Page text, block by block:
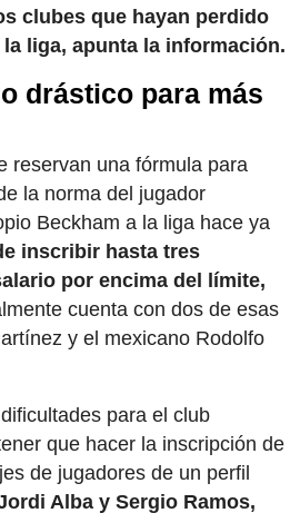
clubes que hayan perdido
liga, apunta la información.
drástico para más
reservan una fórmula para
la norma del jugador
Beckham a la liga hace ya
inscribir hasta tres
por encima del límite,
cuenta con dos de esas
y el mexicano Rodolfo
para el club
que hacer la inscripción de
de jugadores de un perfil
Alba y Sergio Ramos,